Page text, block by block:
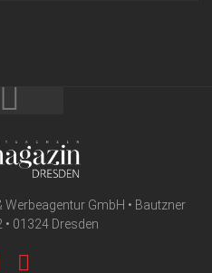
GmbH • Bautzner
01324 Dresden